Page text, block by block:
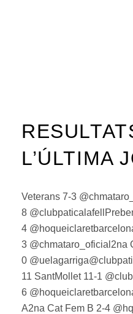
L’ÚLTIMA
Veterans 7-3
8
4
3 @chmataro_oficial2na
0
11 SantMollet 11-1
6
A2na Cat Fem B 2-4